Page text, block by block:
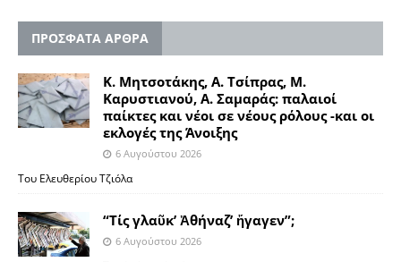
ΠΡΟΣΦΑΤΑ ΑΡΘΡΑ
Κ. Μητσοτάκης, Α. Τσίπρας, Μ.
Καρυστιανού, Α. Σαμαράς: παλαιοί
παίκτες και νέοι σε νέους ρόλους -και οι
εκλογές της Άνοιξης
6 Αυγούστου 2026
Του Ελευθερίου Τζιόλα
“Τίς γλαῦκ’ Ἀθήναζ’ ἤγαγεν”;
6 Αυγούστου 2026